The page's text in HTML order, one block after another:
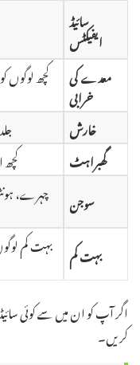
سائیڈ
ایفیکٹس
معدے کی
خرابی
کچھ لوگوں
خارش
گھبراہٹ
سوجن
چہرے،
بہت کم بہت کم
اگر آپ کو ان میں سے کوئی
کریں۔